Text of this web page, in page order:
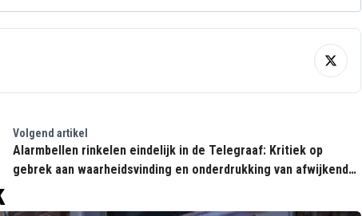
Volgend artikel
Alarmbellen rinkelen eindelijk in de Telegraaf: Kritiek op
gebrek aan waarheidsvinding en onderdrukking van afwijkende